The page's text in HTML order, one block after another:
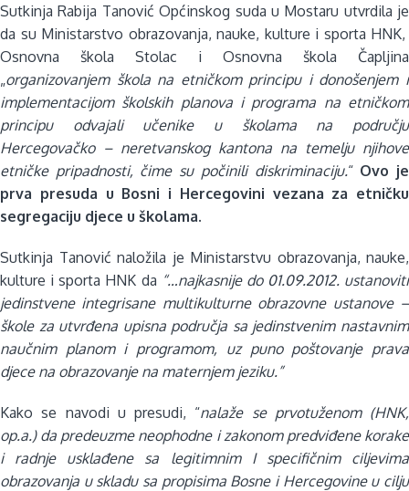
Sutkinja Rabija Tanović Općinskog suda u Mostaru utvrdila je
da su Ministarstvo obrazovanja, nauke, kulture i sporta HNK,
Osnovna škola Stolac i Osnovna škola Čapljina
„organizovanjem škola na etničkom principu i donošenjem i
implementacijom školskih planova i programa na etničkom
principu odvajali učenike u školama na području
Hercegovačko – neretvanskog kantona na temelju njihove
etničke pripadnosti, čime su počinili diskriminaciju.“ Ovo je
prva presuda u Bosni i Hercegovini vezana za etničku
segregaciju djece u školama.
Sutkinja Tanović naložila je Ministarstvu obrazovanja, nauke,
kulture i sporta HNK da “…najkasnije do 01.09.2012. ustanoviti
jedinstvene integrisane multikulturne obrazovne ustanove –
škole za utvrđena upisna područja sa jedinstvenim nastavnim
naučnim planom i programom, uz puno poštovanje prava
djece na obrazovanje na maternjem jeziku.”
Kako se navodi u presudi, “nalaže se prvotuženom (HNK,
op.a.) da predeuzme neophodne i zakonom predviđene korake
i radnje usklađene sa legitimnim I specifičnim ciljevima
obrazovanja u skladu sa propisima Bosne i Hercegovine u cilju